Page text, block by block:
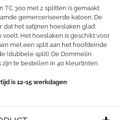
TC 300 met 2 splitten is gemaakt
gemerceriseerde katoen. De
dat het satijnen hoeslaken glad,
voelt. Het hoeslaken is geschikt voor
met een split aan het hoofdeinde
(dubbele split). De Dommelin
zijn te bestellen in 40 kleurtinten.
is 12-15 werkdagen